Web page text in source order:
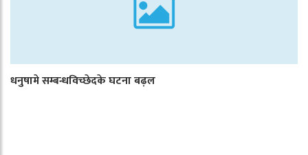
धनुषामे सम्बन्धविच्छेदके घटना बढ़ल